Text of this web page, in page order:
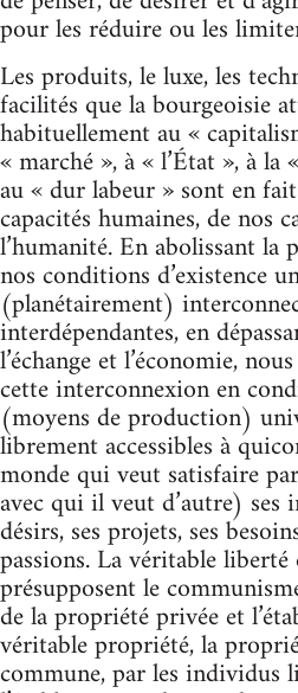
pour les réduire ou les
Les produits, le luxe, les
facilités que la bourgeoisie
habituellement au «
« marché », à « l’État », à
au « dur labeur » sont en
capacités humaines, de nos
l’humanité. En abolissant la
nos conditions d’existence
(planétairement)
interdépendantes, en
l’échange et l’économie,
cette interconnexion en
(moyens de production)
librement accessibles à
monde qui veut satisfaire
avec qui il veut d’autre) ses
désirs, ses projets, ses
passions. La véritable
présupposent le
de la propriété privée et
véritable propriété, la
commune, par les individus